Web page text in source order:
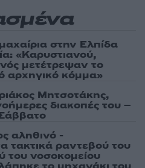
στην Ελπίδα
«Καρυστιανού,
μετέτρεψαν το
αρχηγικό κόμμα»
Μητσοτάκης,
διακοπές του –
αληθινό -
τακτικά ραντεβού του
του νοσοκομείου